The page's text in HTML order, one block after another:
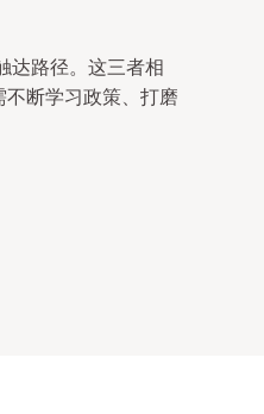
达路径。这三者相
断学习政策、打磨